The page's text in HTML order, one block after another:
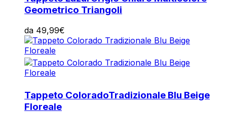
Geometrico Triangoli
da 49,99€
Tappeto ColoradoTradizionale Blu Beige
Floreale